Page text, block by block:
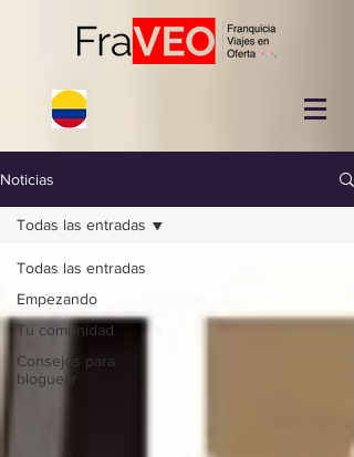
Noticias
Todas las entradas
Empezando
Tu comunidad
Consejos para
bloguear
Todas las entradas